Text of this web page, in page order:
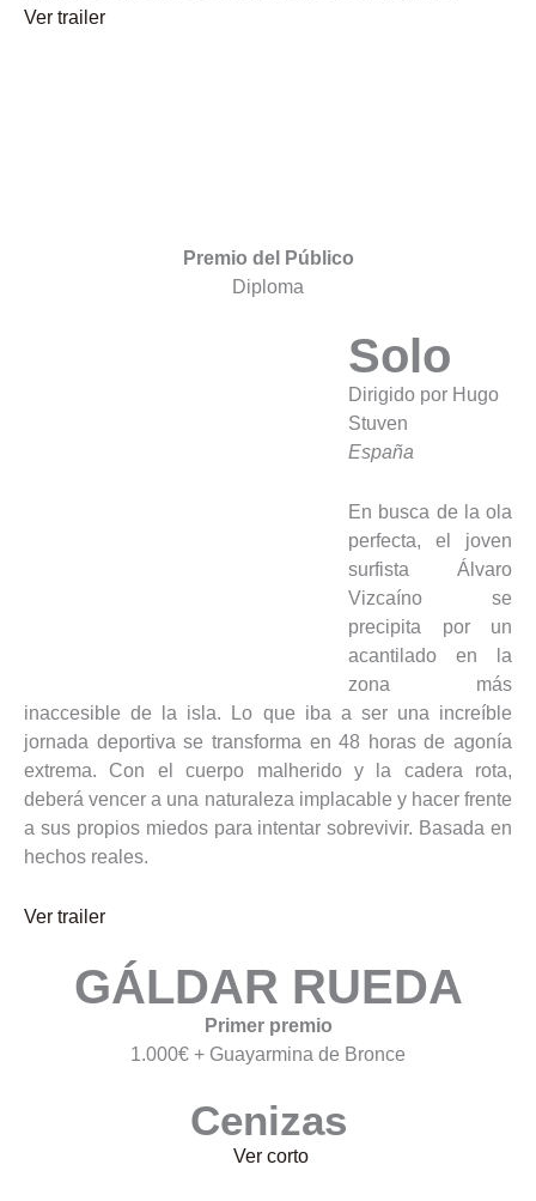
Ver trailer
Premio del Público
Diploma
Solo
Dirigido por Hugo
Stuven
España
En busca de la ola
perfecta, el joven
surfista Álvaro
Vizcaíno se
precipita por un
acantilado en la
zona más
inaccesible de la isla. Lo que iba a ser una increíble
jornada deportiva se transforma en 48 horas de agonía
extrema. Con el cuerpo malherido y la cadera rota,
deberá vencer a una naturaleza implacable y hacer frente
a sus propios miedos para intentar sobrevivir. Basada en
hechos reales.
Ver trailer
GÁLDAR RUEDA
Primer premio
1.000€ + Guayarmina de Bronce
Cenizas
Ver corto